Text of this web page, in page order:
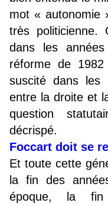
mot « autonomie
très politicienne.
dans les
réforme de
suscité dans les
entre la droite et
question
décrispé.
Foccart doit se
Et toute cette
la fin des
époque, la